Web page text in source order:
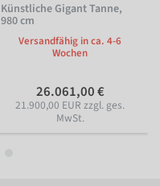
Künstliche Gigant Tanne,
980 cm
Versandfähig in ca. 4-6
Wochen
26.061,00 €
21.900,00 EUR zzgl. ges.
MwSt.